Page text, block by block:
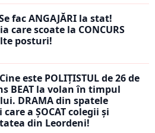
fac ANGAJĂRI la stat!
care scoate la CONCURS
posturi!
este POLIȚISTUL de 26 de
BEAT la volan în timpul
DRAMA din spatele
a ȘOCAT colegii și
din Leordeni!